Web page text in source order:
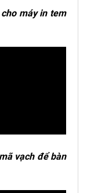
máy in tem
vạch để bàn